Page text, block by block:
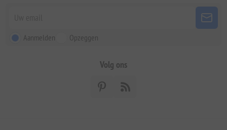
Aanmelden Opzeggen
Volg ons